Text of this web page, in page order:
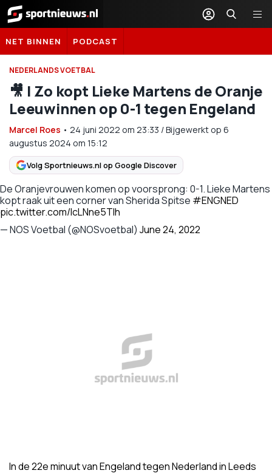
Sportnieuws.nl
NET BINNEN PODCAST
NEDERLANDS VOETBAL
🎥​ | Zo kopt Lieke Martens de Oranje
Leeuwinnen op 0-1 tegen Engeland
Marcel Roes • 24 juni 2022 om 23:33 /Bijgewerkt op 6
augustus 2024 om 15:12
Volg Sportnieuws.nl op Google Discover
De Oranjevrouwen komen op voorsprong: 0-1. Lieke Martens
kopt raak uit een corner van Sherida Spitse #ENGNED
pic.twitter.com/lcLNne5Tlh
— NOS Voetbal (@NOSvoetbal) June 24, 2022
In de 22e minuut van Engeland tegen Nederland in Leeds